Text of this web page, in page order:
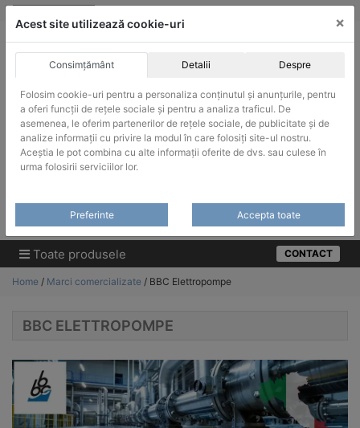
Skip
ACHIZITII PUBLICE
Produsele pot fi achizitionate si in sistemul SEAP / SICAP
Products
Toate produsele CONTACT
Home / Marci comercializate / BBC Elettropompe
BBC ELETTROPOMPE
Acest site utilizează cookie-uri ×
Consimțământ Detalii Despre
Folosim cookie-uri pentru a personaliza conținutul și anunțurile, pentru
a oferi funcții de rețele sociale și pentru a analiza traficul. De
asemenea, le oferim partenerilor de rețele sociale, de publicitate și de
analize informații cu privire la modul în care folosiți site-ul nostru.
Aceștia le pot combina cu alte informații oferite de dvs. sau culese în
urma folosirii serviciilor lor.
Preferinte Accepta toate